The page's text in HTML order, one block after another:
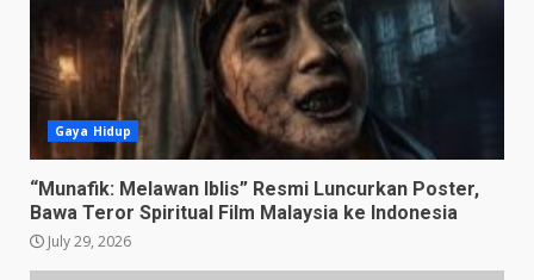
Gaya Hidup
“Munafik: Melawan Iblis” Resmi Luncurkan Poster,
Bawa Teror Spiritual Film Malaysia ke Indonesia
July 29, 2026